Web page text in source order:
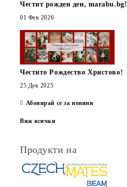
Честит рожден ден, marabu.bg!
01 Фев 2026
Честито Рождество Христово!
25 Дек 2025
Абонирай се за новини
Виж всички
Продукти на